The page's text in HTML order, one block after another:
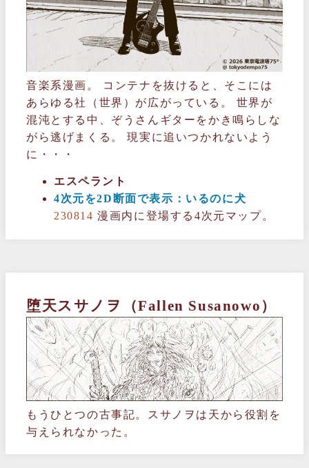
音楽系漫画。 コンテナを抜けると、そこには
あらゆる社（世界）が広がっている。 世界が
混沌とする中、ぞうさんギターをかき鳴らしな
がら逃げまくる。 現実に追いつかれないよう
に・・・
エスペラント
4次元を2D断面で表示：いるのに犬
230814 漫画内に登場する4次元マップ。
堕天スサノヲ（Fallen Susanowo）
もうひとつの古事記。スサノヲは天から役割を
与えられなかった。